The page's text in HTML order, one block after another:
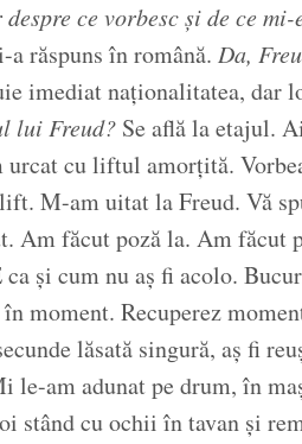
ce vorbesc și de ce
răspuns în română. Da,
imediat naționalitatea, dar
lui Freud? Se află la etajul.
cu liftul amorțită.
M-am uitat la Freud. Vă
Am făcut poză la. Am făcut
și cum nu aș fi acolo.
moment. Recuperez
lăsată singură, aș fi
am adunat pe drum, în
stând cu ochii în tavan și